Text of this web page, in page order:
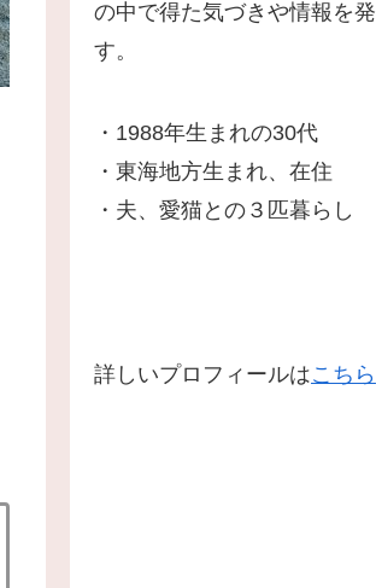
の中で得た気づきや情報を
す。
・1988年生まれの30代
・東海地方生まれ、在住
・夫、愛猫との３匹暮らし
詳しいプロフィールはこちら